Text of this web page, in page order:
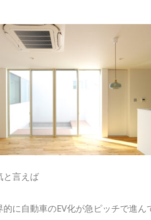
と言えば
的に自動車のEV化が急ピッチで進ん